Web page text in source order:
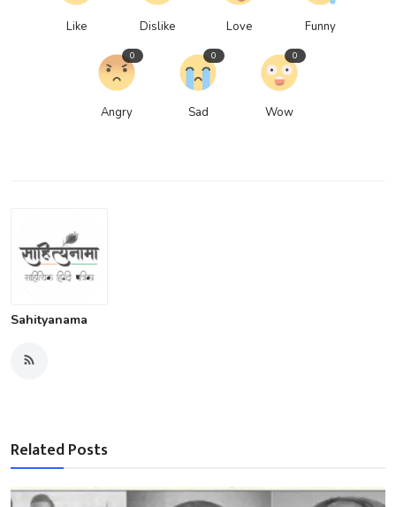
Like Dislike Love Funny
Angry
0
Sad
0
Wow
0
Sahityanama
Related Posts